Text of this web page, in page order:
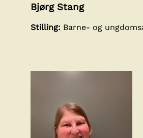
Bjørg Stang
Stilling: Barne- og